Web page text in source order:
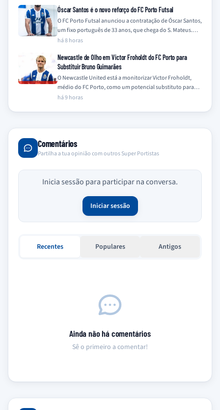
Óscar Santos é o novo reforço do FC Porto Futsal
O FC Porto Futsal anunciou a contratação de Óscar Santos,
um fixo português de 33 anos, que chega do S. Mateus.
O…
há 8 horas
Newcastle de Olho em Victor Froholdt do FC Porto para
Substituir Bruno Guimarães
O Newcastle United está a monitorizar Victor Froholdt,
médio do FC Porto, como um potencial substituto para
Bruno Guimarães, que se encontra…
há 9 horas
Comentários
Partilha a tua opinião com outros Super Portistas
Inicia sessão para participar na conversa.
Iniciar sessão
Recentes Populares Antigos
Ainda não há comentários
Sê o primeiro a comentar!